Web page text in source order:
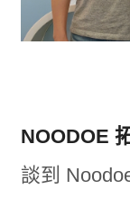
NOODOE
談到